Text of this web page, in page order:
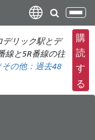
ナ
ビ
ゲ
ー
シ
ョ
デリック駅とデ
線と5R番線の往
その他： 過去48
購
読
す
る